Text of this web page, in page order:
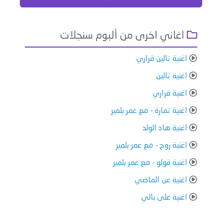
اغاني اخرى من ألبوم سنجلات
اغنية تالين قراري
اغنية تالين
اغنية قراري
اغنية تمارة - مع عمر بلمير
اغنية هاد الولد
اغنية روح - مع عمر بلمير
اغنية قولو - مع عمر بلمير
اغنية عن الماضي
اغنية على بالي